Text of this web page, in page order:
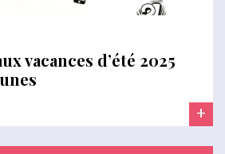
vacances d’été 2025
+